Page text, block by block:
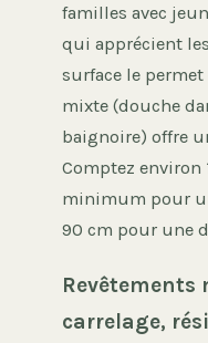
familles avec
qui apprécient
surface le
mixte (douche
baignoire) offre
Comptez environ
minimum pour
90 cm pour une
Revêtements
carrelage,